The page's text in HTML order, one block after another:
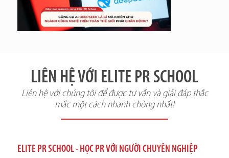
LIÊN HỆ VỚI ELITE PR SCHOOL
Liên hệ với chúng tôi để được tư vấn và giải đáp thắc
mắc một cách nhanh chóng nhất!
ELITE PR SCHOOL - HỌC PR VỚI NGƯỜI CHUYÊN NGHIỆP